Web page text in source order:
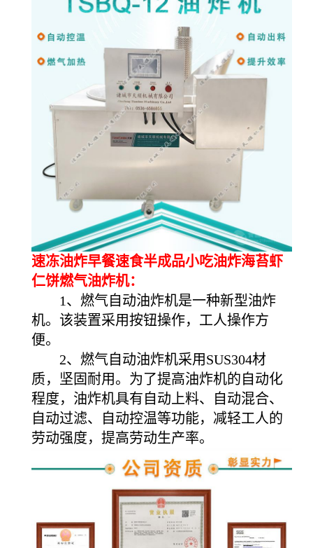
速冻油炸早餐速食半成品小吃油炸海苔虾
仁饼燃气油炸机：
1、燃气自动油炸机是一种新型油炸
机。该装置采用按钮操作，工人操作方
便。
2、燃气自动油炸机采用SUS304材
质，坚固耐用。为了提高油炸机的自动化
程度，油炸机具有自动上料、自动混合、
自动过滤、自动控温等功能，减轻工人的
劳动强度，提高劳动生产率。